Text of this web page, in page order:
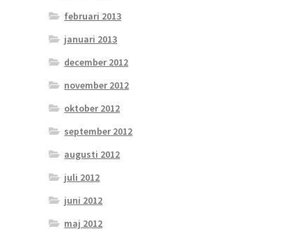
februari 2013
januari 2013
december 2012
november 2012
oktober 2012
september 2012
augusti 2012
juli 2012
juni 2012
maj 2012